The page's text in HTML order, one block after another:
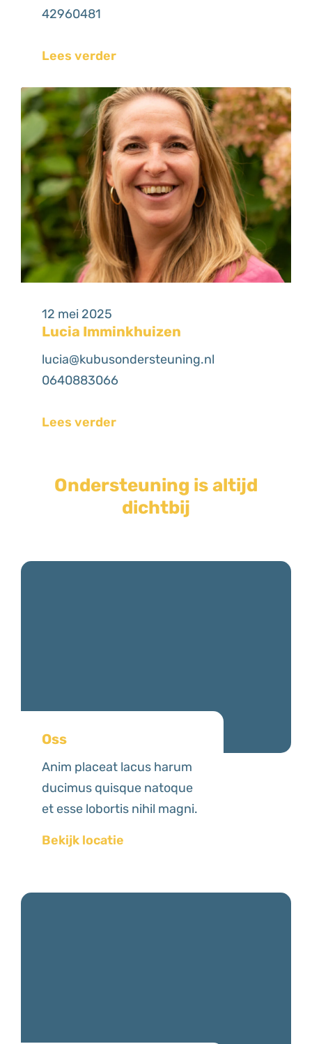
42960481
Lees verder
12 mei 2025
Lucia Imminkhuizen
lucia@kubusondersteuning.nl
0640883066
Lees verder
Ondersteuning is altijd
dichtbij
Oss
Anim placeat lacus harum
ducimus quisque natoque
et esse lobortis nihil magni.
Bekijk locatie